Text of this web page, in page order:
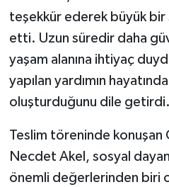
teşekkür ederek büyük bir
etti. Uzun süredir daha
yaşam alanına ihtiyaç
yapılan yardımın
oluşturduğunu dile getirdi.
Teslim töreninde konuşan
Necdet Akel, sosyal
önemli değerlerinden biri